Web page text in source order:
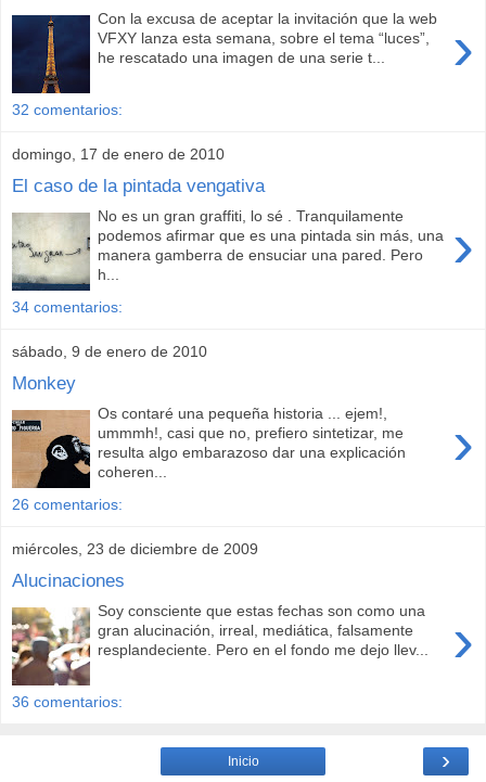
›
Con la excusa de aceptar la invitación que la web
VFXY lanza esta semana, sobre el tema “luces”,
he rescatado una imagen de una serie t...
32 comentarios:
domingo, 17 de enero de 2010
El caso de la pintada vengativa
›
No es un gran graffiti, lo sé . Tranquilamente
podemos afirmar que es una pintada sin más, una
manera gamberra de ensuciar una pared. Pero
h...
34 comentarios:
sábado, 9 de enero de 2010
Monkey
›
Os contaré una pequeña historia ... ejem!,
ummmh!, casi que no, prefiero sintetizar, me
resulta algo embarazoso dar una explicación
coheren...
26 comentarios:
miércoles, 23 de diciembre de 2009
Alucinaciones
›
Soy consciente que estas fechas son como una
gran alucinación, irreal, mediática, falsamente
resplandeciente. Pero en el fondo me dejo llev...
36 comentarios:
›
Inicio